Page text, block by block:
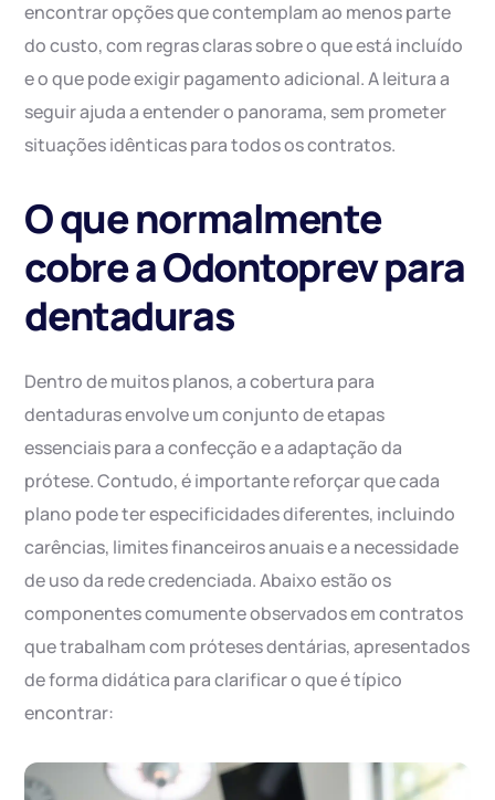
encontrar opções que contemplam ao menos parte
do custo, com regras claras sobre o que está incluído
e o que pode exigir pagamento adicional. A leitura a
seguir ajuda a entender o panorama, sem prometer
situações idênticas para todos os contratos.
O que normalmente
cobre a Odontoprev para
dentaduras
Dentro de muitos planos, a cobertura para
dentaduras envolve um conjunto de etapas
essenciais para a confecção e a adaptação da
prótese. Contudo, é importante reforçar que cada
plano pode ter especificidades diferentes, incluindo
carências, limites financeiros anuais e a necessidade
de uso da rede credenciada. Abaixo estão os
componentes comumente observados em contratos
que trabalham com próteses dentárias, apresentados
de forma didática para clarificar o que é típico
encontrar: